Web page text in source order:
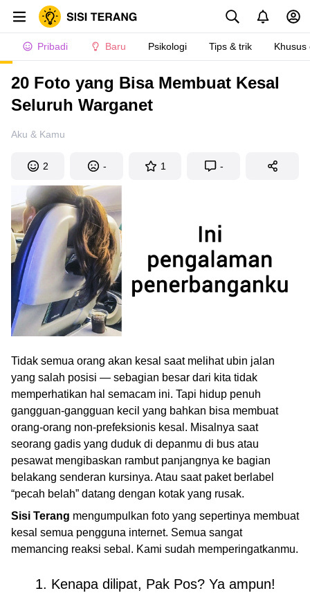
Pribadi Baru Psikologi Tips & trik Khusus
20 Foto yang Bisa Membuat Kesal
Seluruh Warganet
Aku & Kamu
2 - 1 -
Tidak semua orang akan kesal saat melihat ubin jalan
yang salah posisi — sebagian besar dari kita tidak
memperhatikan hal semacam ini. Tapi hidup penuh
gangguan-gangguan kecil yang bahkan bisa membuat
orang-orang non-prefeksionis kesal. Misalnya saat
seorang gadis yang duduk di depanmu di bus atau
pesawat mengibaskan rambut panjangnya ke bagian
belakang senderan kursinya. Atau saat paket berlabel
“pecah belah” datang dengan kotak yang rusak.
Sisi Terang mengumpulkan foto yang sepertinya membuat
kesal semua pengguna internet. Semua sangat
memancing reaksi sebal. Kami sudah memperingatkanmu.
1. Kenapa dilipat, Pak Pos? Ya ampun!